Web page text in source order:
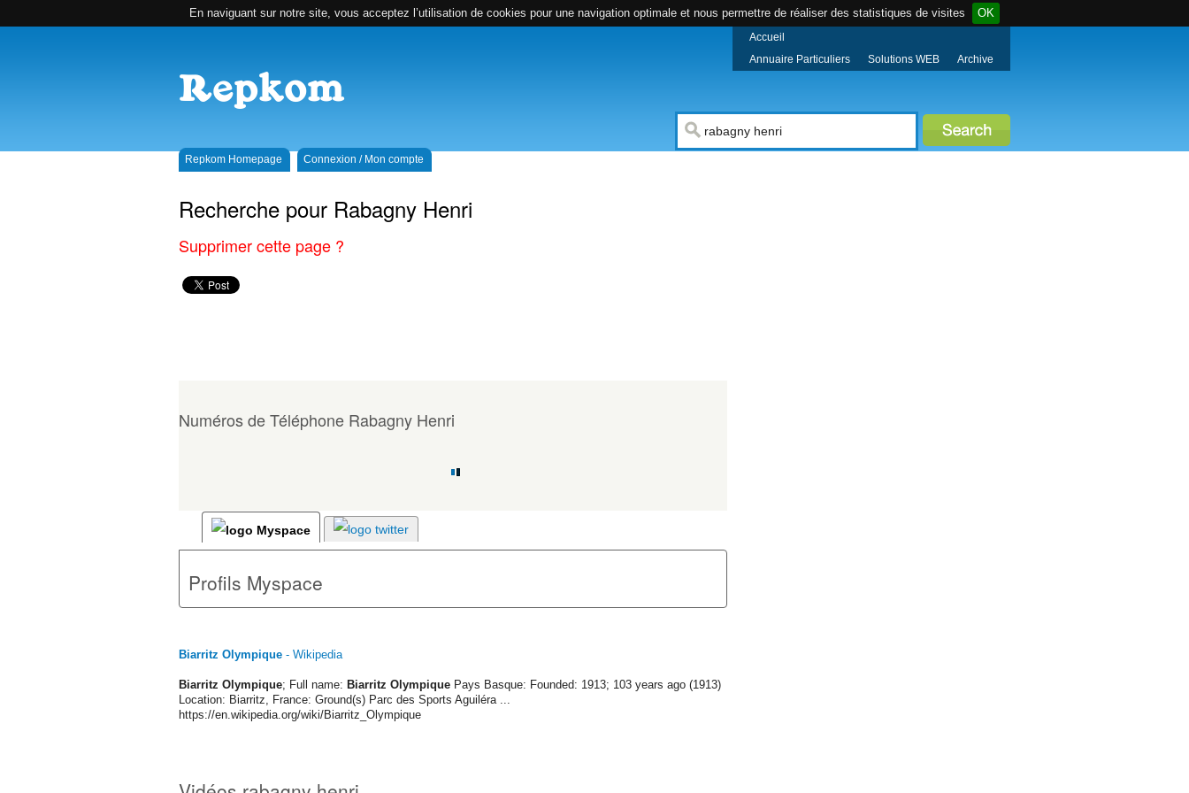
En naviguant sur notre site, vous acceptez l’utilisation de cookies pour une navigation optimale et nous permettre de réaliser des statistiques de visites OK
Accueil
Annuaire Particuliers
Solutions WEB Archive
Repkom Homepage Connexion / Mon compte
Recherche pour Rabagny Henri
Supprimer cette page ?
Numéros de Téléphone Rabagny Henri
Profils Myspace
Biarritz Olympique - Wikipedia
Biarritz Olympique; Full name: Biarritz Olympique Pays Basque: Founded: 1913; 103 years ago (1913)
Location: Biarritz, France: Ground(s) Parc des Sports Aguiléra ...
https://en.wikipedia.org/wiki/Biarritz_Olympique